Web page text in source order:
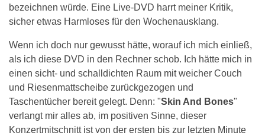
bezeichnen würde. Eine Live-DVD harrt meiner Kritik,
sicher etwas Harmloses für den Wochenausklang.
Wenn ich doch nur gewusst hätte, worauf ich mich einließ,
als ich diese DVD in den Rechner schob. Ich hätte mich in
einen sicht- und schalldichten Raum mit weicher Couch
und Riesenmattscheibe zurückgezogen und
Taschentücher bereit gelegt. Denn: "Skin And Bones"
verlangt mir alles ab, im positiven Sinne, dieser
Konzertmitschnitt ist von der ersten bis zur letzten Minute